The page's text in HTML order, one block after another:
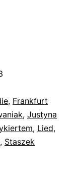
, Frankfurt
, Justyna
, Lied,
, Staszek